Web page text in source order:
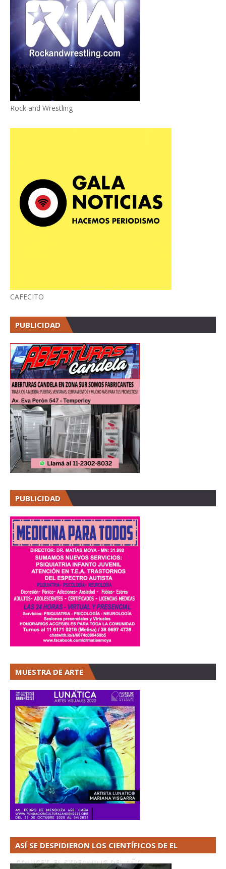
Rock and Wrestling
CAFECITO
PUBLICIDAD
PUBLICIDAD
MUESTRA DE ARTE
ASÍ SE DESPIDIERON LOS CIENTÍFICOS DE EL
CONICET. EL STREAMING DEL AÑO